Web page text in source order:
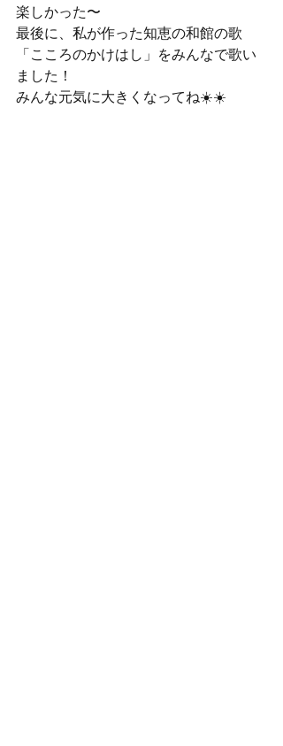
楽しかった〜
最後に、私が作った知恵の和館の歌
「こころのかけはし」をみんなで歌い
ました！
みんな元気に大きくなってね☀️☀️